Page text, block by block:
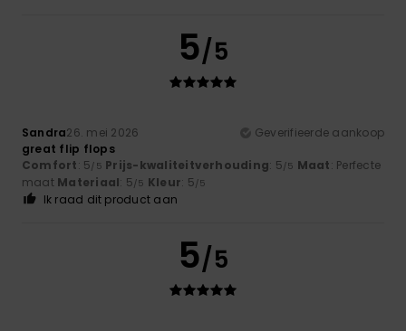
5/5
Sandra26. mei 2026
Geverifieerde aankoop
great flip flops
Comfort: 5/5 Prijs-kwaliteitverhouding: 5/5 Maat: Perfecte
maat Materiaal: 5/5 Kleur: 5/5
Ik raad dit product aan
5/5